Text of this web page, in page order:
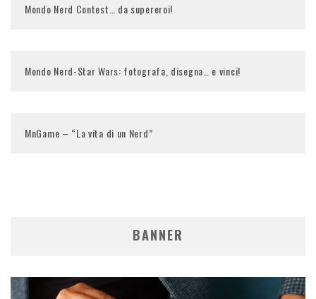
Mondo Nerd Contest… da supereroi!
Mondo Nerd-Star Wars: fotografa, disegna… e vinci!
MnGame – “La vita di un Nerd”
BANNER